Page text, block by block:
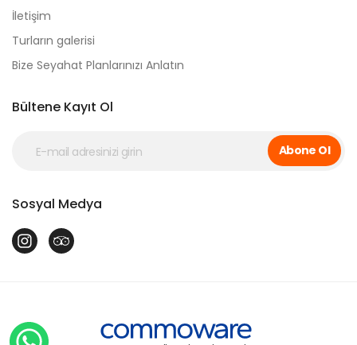
İletişim
Turların galerisi
Bize Seyahat Planlarınızı Anlatın
Bültene Kayıt Ol
Abone Ol
Sosyal Medya